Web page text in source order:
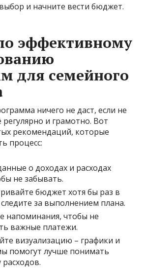
и начните вести бюджет.
эффективному
для семейного
ничего не даст, если не
регулярно и грамотно. Вот
рекомендаций, которые
процесс:
о доходах и расходах
не забывать.
бюджет хотя бы раз в
за выполнением плана.
напоминания, чтобы не
важные платежи.
визуализацию – графики и
помогут лучше понимать
расходов.